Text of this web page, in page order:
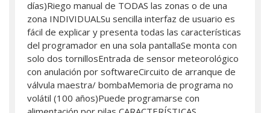
días)Riego manual de TODAS las zonas o de una
zona INDIVIDUALSu sencilla interfaz de usuario es
fácil de explicar y presenta todas las características
del programador en una sola pantallaSe monta con
solo dos tornillosEntrada de sensor meteorológico
con anulación por softwareCircuito de arranque de
válvula maestra/ bombaMemoria de programa no
volátil (100 años)Puede programarse con